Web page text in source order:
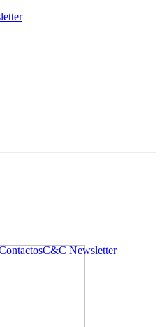
C&C Newsletter